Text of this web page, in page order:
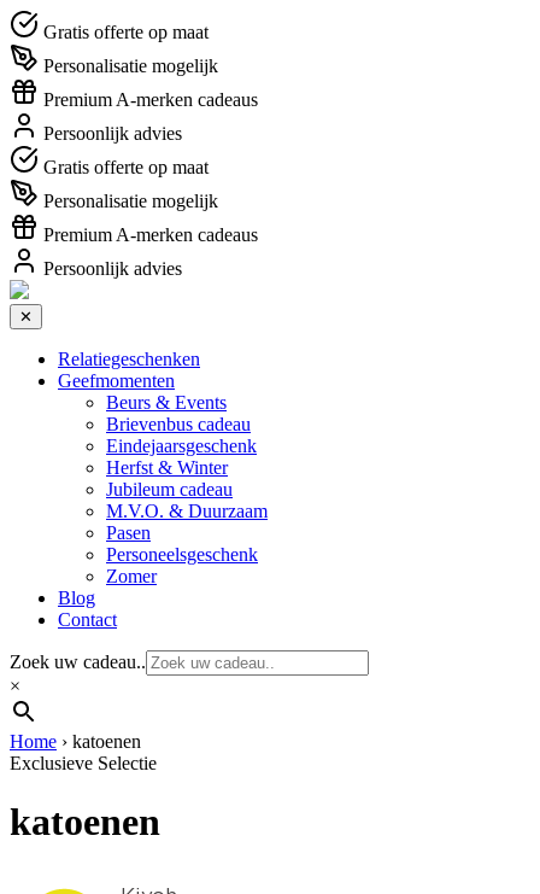
Gratis offerte op maat
Personalisatie mogelijk
Premium A-merken cadeaus
Persoonlijk advies
Gratis offerte op maat
Personalisatie mogelijk
Premium A-merken cadeaus
Persoonlijk advies
✕
Relatiegeschenken
Geefmomenten
Beurs & Events
Brievenbus cadeau
Eindejaarsgeschenk
Herfst & Winter
Jubileum cadeau
M.V.O. & Duurzaam
Pasen
Personeelsgeschenk
Zomer
Blog
Contact
Zoek uw cadeau..
×
Home › katoenen
Exclusieve Selectie
katoenen